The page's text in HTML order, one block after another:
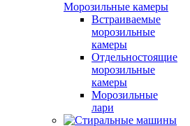
Морозильные камеры
Встраиваемые
морозильные
камеры
Отдельностоящие
морозильные
камеры
Морозильные
лари